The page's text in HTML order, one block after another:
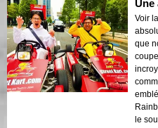
est
fois
et de
Une
Voir
que
le